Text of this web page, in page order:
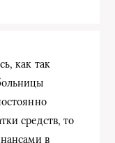
как так
средств, то
в